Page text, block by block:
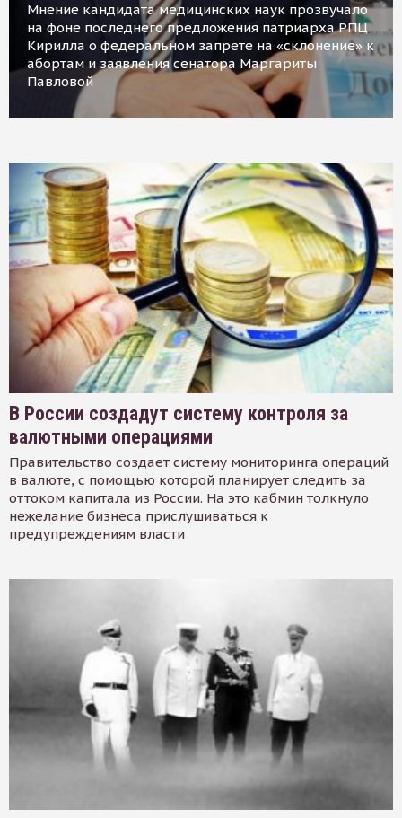
Мнение кандидата медицинских наук прозвучало
на фоне последнего предложения патриарха РПЦ
Кирилла о федеральном запрете на «склонение» к
абортам и заявления сенатора Маргариты
Павловой
В России создадут систему контроля за
валютными операциями
Правительство создает систему мониторинга операций
в валюте, с помощью которой планирует следить за
оттоком капитала из России. На это кабмин толкнуло
нежелание бизнеса прислушиваться к
предупреждениям власти